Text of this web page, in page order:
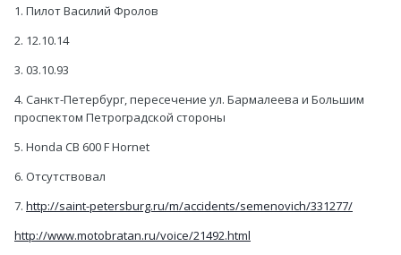
1. Пилот Василий Фролов
2. 12.10.14
3. 03.10.93
4. Санкт-Петербург, пересечение ул. Бармалеева и Большим
проспектом Петроградской стороны
5. Honda CB 600 F Hornet
6. Отсутствовал
7. http://saint-petersburg.ru/m/accidents/semenovich/331277/
http://www.motobratan.ru/voice/21492.html